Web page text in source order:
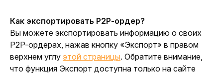
Как экспортировать P2P-ордер?
Вы можете экспортировать информацию о своих
P2P-ордерах, нажав кнопку «Экспорт» в правом
верхнем углу этой страницы. Обратите внимание,
что функция Экспорт доступна только на сайте